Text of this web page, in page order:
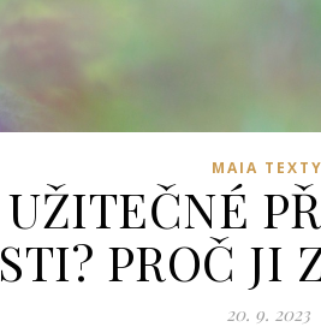
MAIA TEXTY
UŽITEČNÉ
PROČ JI
20. 9. 2023